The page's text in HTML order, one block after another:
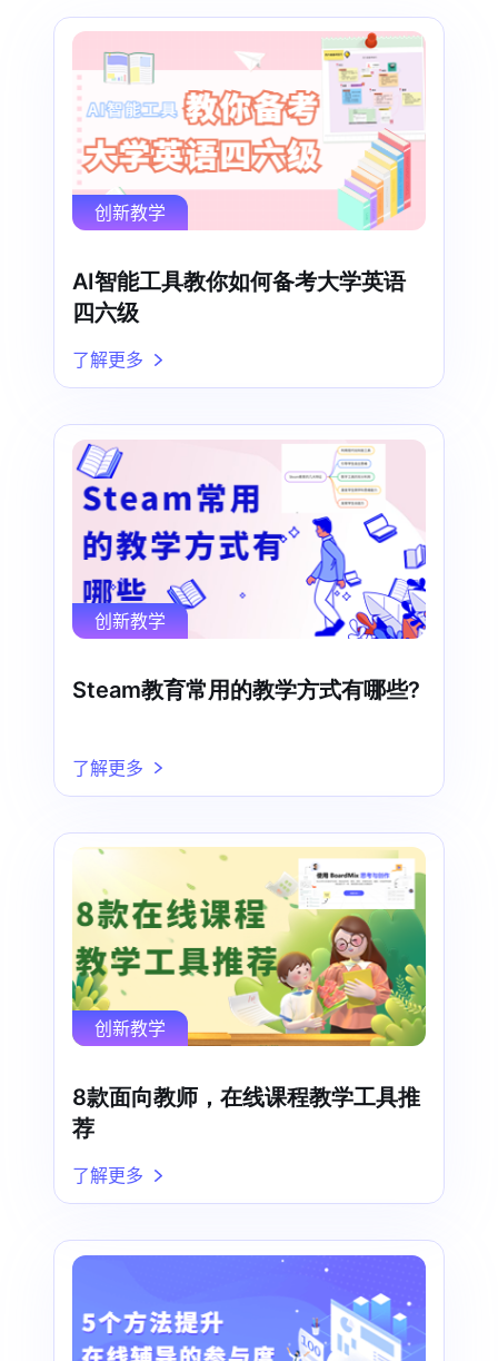
创新教学
AI智能工具教你如何备考大学英语
四六级
了解更多
创新教学
Steam教育常用的教学方式有哪些?
了解更多
创新教学
8款面向教师，在线课程教学工具推
荐
了解更多